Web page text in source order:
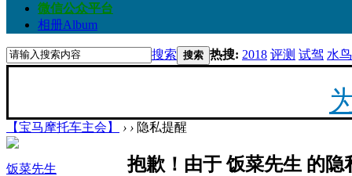
微信公众平台
相册Album
搜索 搜索 热搜: 2018 评测 试驾 水鸟
【宝马摩托车主会】 › › 隐私提醒
饭菜先生 抱歉！由于 饭菜先生 的